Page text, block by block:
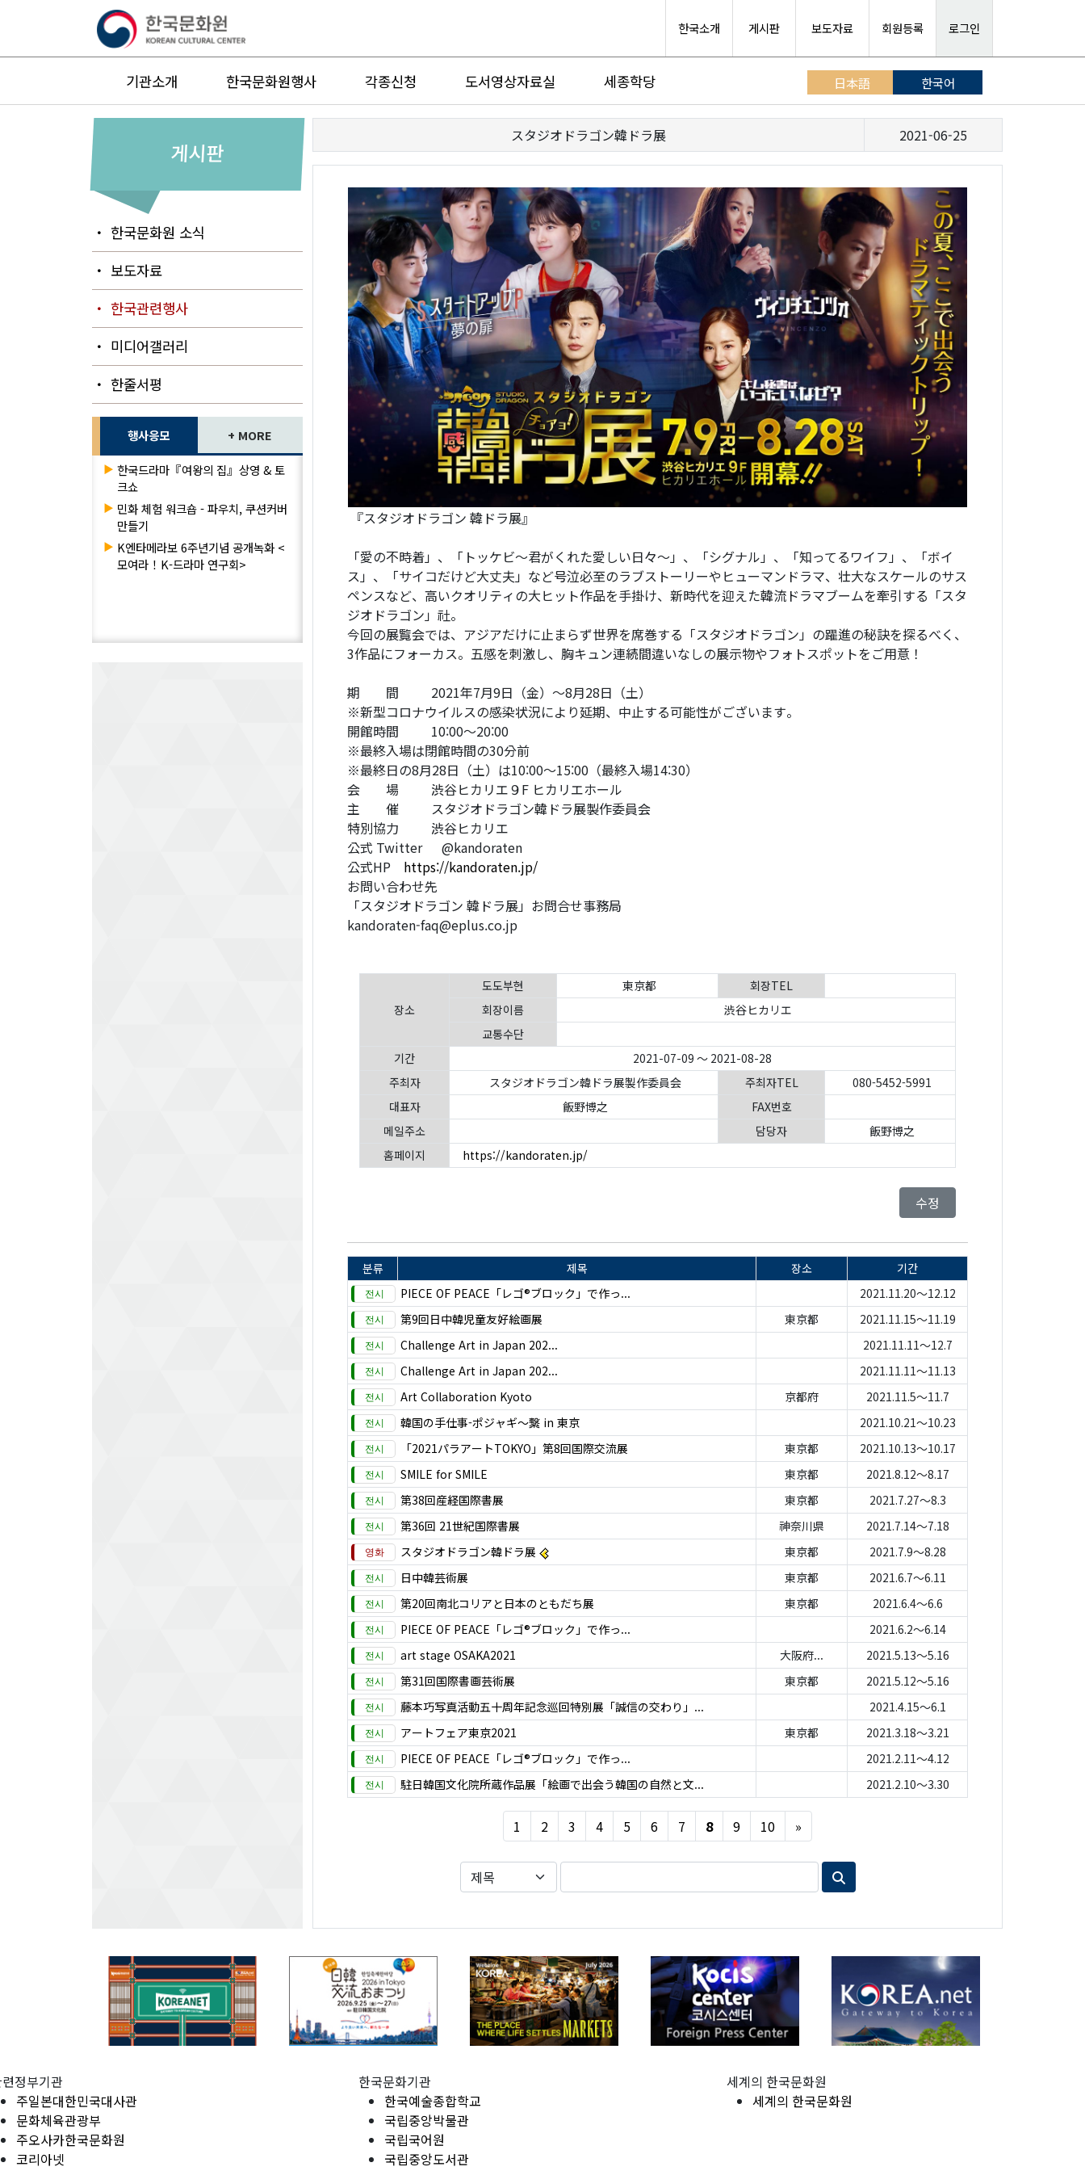
한국소개 게시판 보도자료 회원등록 로그인
기관소개 한국문화원행사 각종신청 도서영상자료실 세종학당 日本語 한국어
게시판
・ 한국문화원 소식
・ 보도자료
・ 한국관련행사
・ 미디어갤러리
・ 한줄서평
행사응모 + MORE
▶ 한국드라마『여왕의 집』상영 & 토
크쇼
▶ 민화 체험 워크숍 - 파우치, 쿠션커버
만들기
▶ K엔타메라보 6주년기념 공개녹화 <
모여라！K-드라마 연구회>
スタジオドラゴン韓ドラ展 2021-06-25
『スタジオドラゴン 韓ドラ展』
「愛の不時着」、「トッケビ〜君がくれた愛しい日々〜」、「シグナル」、「知ってるワイフ」、「ボイ
ス」、「サイコだけど大丈夫」など号泣必至のラブストーリーやヒューマンドラマ、壮大なスケールのサス
ペンスなど、高いクオリティの大ヒット作品を手掛け、新時代を迎えた韓流ドラマブームを牽引する「スタ
ジオドラゴン」社。
今回の展覧会では、アジアだけに止まらず世界を席巻する「スタジオドラゴン」の躍進の秘訣を探るべく、
3作品にフォーカス。五感を刺激し、胸キュン連続間違いなしの展示物やフォトスポットをご用意！
期 間 2021年7月9日（金）〜8月28日（土）
※新型コロナウイルスの感染状況により延期、中止する可能性がございます。
開館時間 10:00～20:00
※最終入場は閉館時間の30分前
※最終日の8月28日（土）は10:00～15:00（最終入場14:30）
会 場 渋谷ヒカリエ９F ヒカリエホール
主 催 スタジオドラゴン韓ドラ展製作委員会
特別協力 渋谷ヒカリエ
公式 Twitter @kandoraten
公式HP https://kandoraten.jp/
お問い合わせ先
「スタジオドラゴン 韓ドラ展」お問合せ事務局
kandoraten-faq@eplus.co.jp
장소
도도부현 東京都
회장TEL
회장이름
渋谷ヒカリエ
교통수단
기간
2021-07-09 ～ 2021-08-28
주최자
スタジオドラゴン韓ドラ展製作委員会 주최자TEL
080-5452-5991
대표자
飯野博之
FAX번호
메일주소
담당자
飯野博之
홈페이지
https://kandoraten.jp/
수정
분류 제목 장소
기간
PIECE OF PEACE「レゴ®ブロック」で作っ...
2021.11.20～12.12
第9回日中韓児童友好絵画展
東京都
2021.11.15～11.19
Challenge Art in Japan 202...
2021.11.11～12.7
Challenge Art in Japan 202...
2021.11.11～11.13
Art Collaboration Kyoto
京都府
2021.11.5～11.7
韓国の手仕事-ポジャギ～繋 in 東京
2021.10.21～10.23
「2021パラアートTOKYO」第8回国際交流展
東京都
2021.10.13～10.17
SMILE for SMILE
東京都
2021.8.12～8.17
第38回産経国際書展
東京都
2021.7.27～8.3
第36回 21世紀国際書展
神奈川県
2021.7.14～7.18
スタジオドラゴン韓ドラ展
東京都
2021.7.9～8.28
日中韓芸術展
東京都
2021.6.7～6.11
第20回南北コリアと日本のともだち展
東京都
2021.6.4～6.6
PIECE OF PEACE「レゴ®ブロック」で作っ...
2021.6.2～6.14
art stage OSAKA2021
大阪府...
2021.5.13～5.16
第31回国際書画芸術展
東京都
2021.5.12～5.16
藤本巧写真活動五十周年記念巡回特別展「誠信の交わり」...
2021.4.15～6.1
アートフェア東京2021
東京都
2021.3.18～3.21
PIECE OF PEACE「レゴ®ブロック」で作っ...
2021.2.11～4.12
駐日韓国文化院所蔵作品展「絵画で出会う韓国の自然と文...
2021.2.10～3.30
1 2 3 4 5 6 7 8 9 10 »
정부기관
주일본대한민국대사관
문화체육관광부
주오사카한국문화원
코리아넷
한국문화기관
한국예술종합학교
국립중앙박물관
국립국어원
국립중앙도서관
세계의 한국문화원
세계의 한국문화원